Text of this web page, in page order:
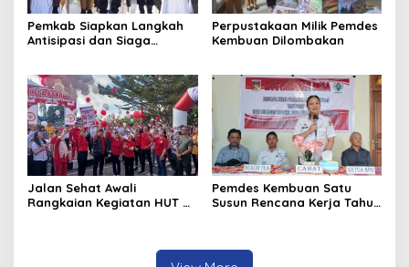
Pemkab Siapkan Langkah
Antisipasi dan Siaga
Perpustakaan Milik Pemdes
Kembuan Dilombakan
Jalan Sehat Awali
Rangkaian Kegiatan HUT RI
Pemdes Kembuan Satu
Susun Rencana Kerja Tahun